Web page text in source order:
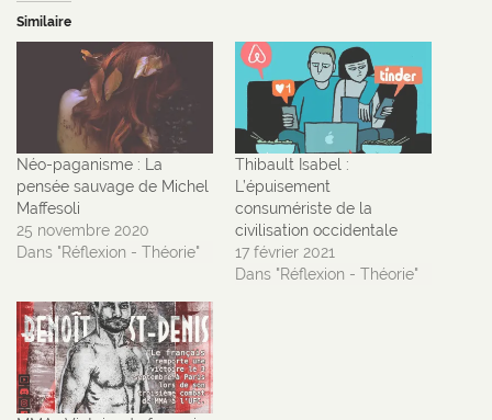
Similaire
Néo-paganisme : La
pensée sauvage de Michel
Maffesoli
25 novembre 2020
Dans "Réflexion - Théorie"
Thibault Isabel :
L’épuisement
consumériste de la
civilisation occidentale
17 février 2021
Dans "Réflexion - Théorie"